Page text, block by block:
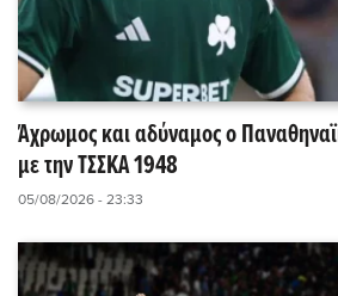
Άχρωμος και αδύναμος ο
με την ΤΣΣΚΑ 1948
05/08/2026 - 23:33